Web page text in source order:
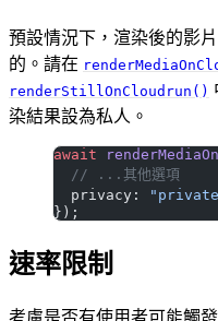
預設情況下，渲染後的影
的。請在
renderStillOnCloudrun()
染結果設為私人。
await
  // ...其他選項
  privacy:
});
速率限制